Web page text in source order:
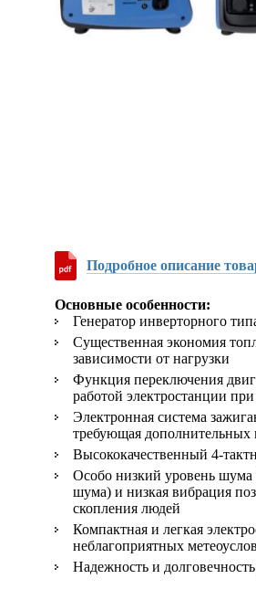
Подробное описание
Оcновные особенности:
Генератор инверторного
Существенная экономия
зависимости от нагрузки
Функция переключения
работой электростанции
Электронная система
требующая дополнительных
Высококачественный 4-
Особо низкий уровень
шума) и низкая вибрация
скопления людей
Компактная и легкая
неблагоприятных
Надежность и